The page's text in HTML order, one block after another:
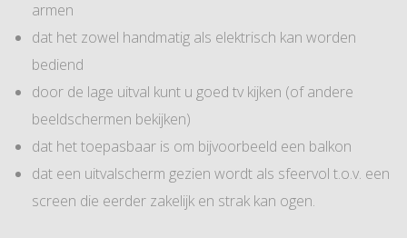
armen
dat het zowel handmatig als elektrisch kan worden
bediend
door de lage uitval kunt u goed tv kijken (of andere
beeldschermen bekijken)
dat het toepasbaar is om bijvoorbeeld een balkon
dat een uitvalscherm gezien wordt als sfeervol t.o.v. een
screen die eerder zakelijk en strak kan ogen.